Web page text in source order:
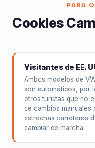
PARA
Cookies
Visitantes de EE.
Ambos modelos de
son automáticos, por
otros turistas que no
de cambios manuales
estrechas carreteras
cambiar de marcha.